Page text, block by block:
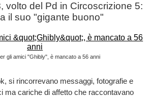
volto del Pd in Circoscrizione 5:
il suo "gigante buono"
gli amici "Ghibly", è mancato a 56 anni
si rincorrevano messaggi, fotografie e
ma cariche di affetto che raccontavano